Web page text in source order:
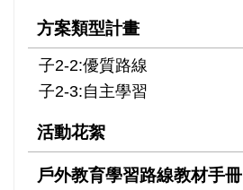
方案類型計畫
子2-2:優質路線
子2-3:自主學習
活動花絮
戶外教育學習路線教材手冊